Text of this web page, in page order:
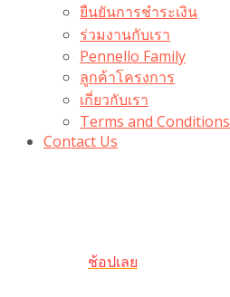
ยืนยันการชำระเงิน
ร่วมงานกับเรา
Pennello Family
ลูกค้าโครงการ
เกี่ยวกับเรา
Terms and Conditions
Contact Us
ช้อปเลย